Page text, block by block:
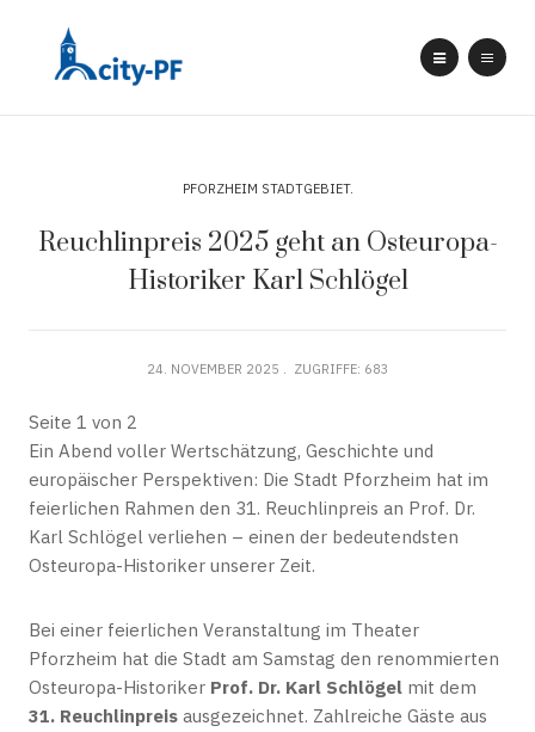
PFORZHEIM STADTGEBIET
Reuchlinpreis 2025 geht an Osteuropa-
Historiker Karl Schlögel
24. NOVEMBER 2025 ZUGRIFFE: 683
Seite 1 von 2
Ein Abend voller Wertschätzung, Geschichte und
europäischer Perspektiven: Die Stadt Pforzheim hat im
feierlichen Rahmen den 31. Reuchlinpreis an Prof. Dr.
Karl Schlögel verliehen – einen der bedeutendsten
Osteuropa-Historiker unserer Zeit.
Bei einer feierlichen Veranstaltung im Theater
Pforzheim hat die Stadt am Samstag den renommierten
Osteuropa-Historiker Prof. Dr. Karl Schlögel mit dem
31. Reuchlinpreis ausgezeichnet. Zahlreiche Gäste aus